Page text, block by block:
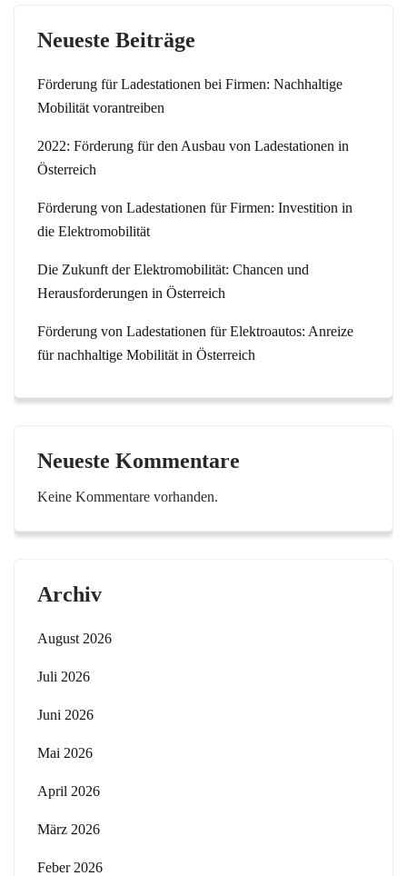
Neueste Beiträge
Förderung für Ladestationen bei Firmen: Nachhaltige
Mobilität vorantreiben
2022: Förderung für den Ausbau von Ladestationen in
Österreich
Förderung von Ladestationen für Firmen: Investition in
die Elektromobilität
Die Zukunft der Elektromobilität: Chancen und
Herausforderungen in Österreich
Förderung von Ladestationen für Elektroautos: Anreize
für nachhaltige Mobilität in Österreich
Neueste Kommentare
Keine Kommentare vorhanden.
Archiv
August 2026
Juli 2026
Juni 2026
Mai 2026
April 2026
März 2026
Feber 2026